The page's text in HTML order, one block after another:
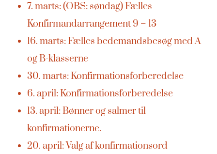
7. marts: (OBS: søndag) Fælles
Konfirmandarrangement 9 – 13
16. marts: Fælles bedemandsbesøg med A
og B-klasserne
30. marts: Konfirmationsforberedelse
6. april: Konfirmationsforberedelse
13. april: Bønner og salmer til
konfirmationerne.
20. april: Valg af konfirmationsord